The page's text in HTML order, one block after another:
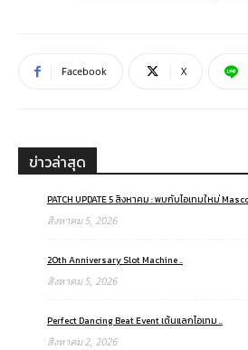
Facebook X
ข่าวล่าสุด
PATCH UPDATE 5 สิงหาคม : พบกับไอเทมใหม่
สิงหาคม 5, 2026
20th Anniversary Slot Machine ..
สิงหาคม 5, 2026
Perfect Dancing Beat Event เต้นแลกไอเทม ..
สิงหาคม 2, 2026